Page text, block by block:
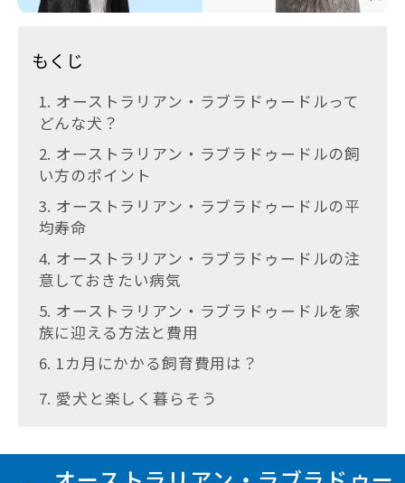
もくじ
1. オーストラリアン・ラブラドゥードルって
どんな犬？
2. オーストラリアン・ラブラドゥードルの飼
い方のポイント
3. オーストラリアン・ラブラドゥードルの平
均寿命
4. オーストラリアン・ラブラドゥードルの注
意しておきたい病気
5. オーストラリアン・ラブラドゥードルを家
族に迎える方法と費用
6. 1カ月にかかる飼育費用は？
7. 愛犬と楽しく暮らそう